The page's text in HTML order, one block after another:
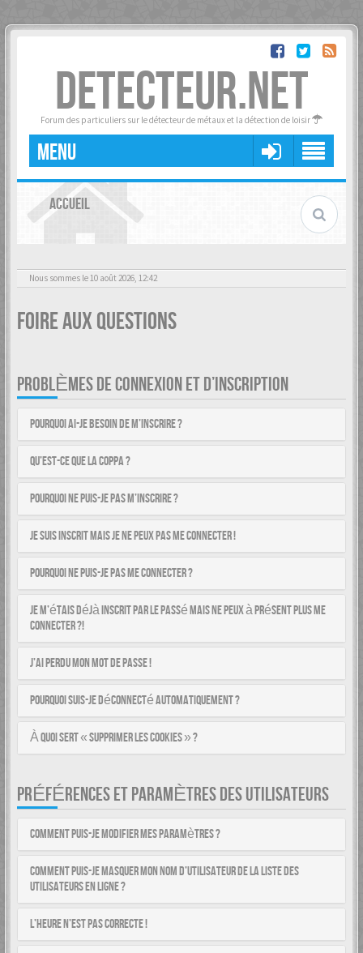
DETECTEUR.NET
Forum des particuliers sur le détecteur de métaux et la détection de loisir
MENU
ACCUEIL
Nous sommes le 10 août 2026, 12:42
Foire aux questions
PROBLÈMES DE CONNEXION ET D’INSCRIPTION
Pourquoi ai-je besoin de m’inscrire ?
Qu’est-ce que la COPPA ?
Pourquoi ne puis-je pas m’inscrire ?
Je suis inscrit mais je ne peux pas me connecter !
Pourquoi ne puis-je pas me connecter ?
Je m’étais déjà inscrit par le passé mais ne peux à présent plus me
connecter ?!
J’ai perdu mon mot de passe !
Pourquoi suis-je déconnecté automatiquement ?
À quoi sert « Supprimer les cookies » ?
PRÉFÉRENCES ET PARAMÈTRES DES UTILISATEURS
Comment puis-je modifier mes paramètres ?
Comment puis-je masquer mon nom d’utilisateur de la liste des
utilisateurs en ligne ?
L’heure n’est pas correcte !